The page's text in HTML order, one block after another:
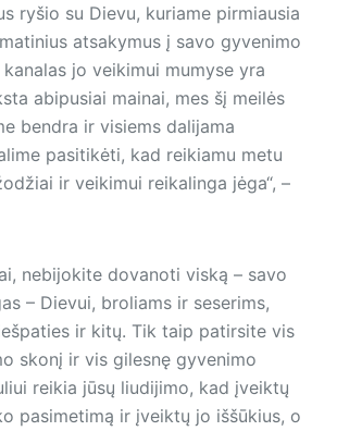
ryšio su Dievu, kuriame pirmiausia
atsakymus į savo gyvenimo
jo veikimui mumyse yra
abipusiai mainai, mes šį meilės
bendra ir visiems dalijama
pasitikėti, kad reikiamu metu
ir veikimui reikalinga jėga“, –
nebijokite dovanoti viską – savo
– Dievui, broliams ir seserims,
ir kitų. Tik taip patirsite vis
skonį ir vis gilesnę gyvenimo
reikia jūsų liudijimo, kad įveiktų
pasimetimą ir įveiktų jo iššūkius, o